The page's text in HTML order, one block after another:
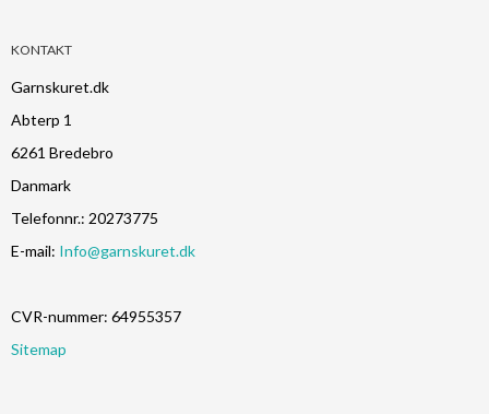
KONTAKT
Garnskuret.dk
Abterp 1
6261 Bredebro
Danmark
Telefonnr.: 20273775
E-mail: Info@garnskuret.dk
CVR-nummer: 64955357
Sitemap